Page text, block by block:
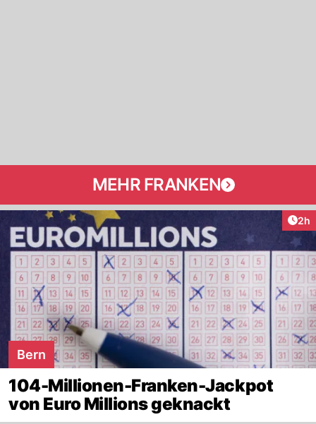
MEHR FRANKEN
2h
Bern
104-Millionen-Franken-Jackpot
von Euro Millions geknackt